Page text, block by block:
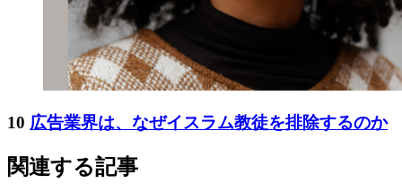
10 広告業界は、なぜイスラム教徒を排除するのか
関連する記事